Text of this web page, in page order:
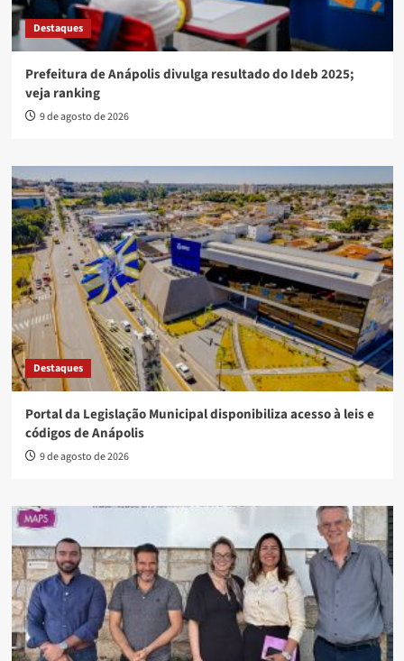
Destaques
Prefeitura de Anápolis divulga resultado do Ideb 2025;
veja ranking
9 de agosto de 2026
Destaques
Portal da Legislação Municipal disponibiliza acesso à leis e
códigos de Anápolis
9 de agosto de 2026